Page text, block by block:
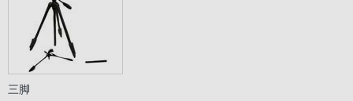
三脚